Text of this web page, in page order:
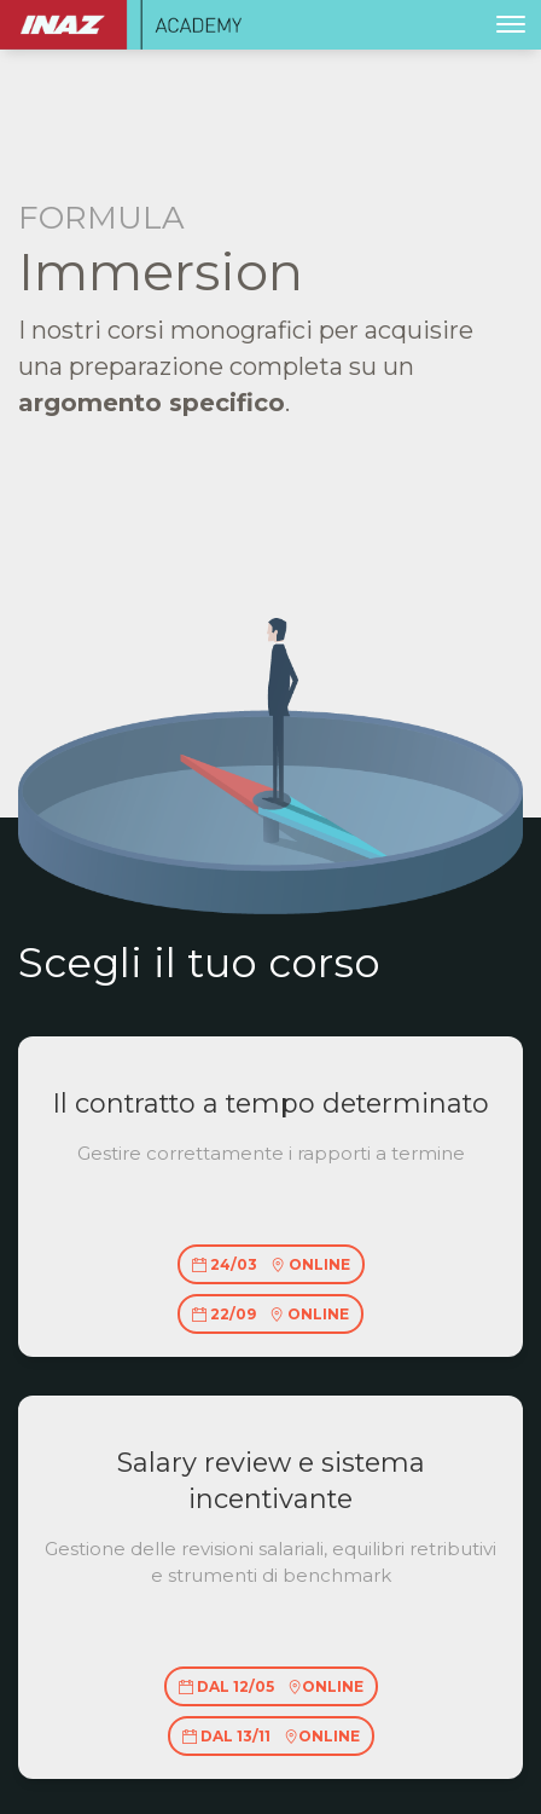
FORMULA
Immersion
I nostri corsi monografici per acquisire
una preparazione completa su un
argomento specifico.
Scegli il tuo corso
Il contratto a tempo determinato
Gestire correttamente i rapporti a termine
24/03 ONLINE
22/09 ONLINE
Salary review e sistema
incentivante
Gestione delle revisioni salariali, equilibri retributivi
e strumenti di benchmark
DAL 12/05 ONLINE
DAL 13/11 ONLINE